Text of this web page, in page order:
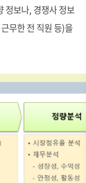
정보나, 경쟁사 정보
무한 전 직원 등)을